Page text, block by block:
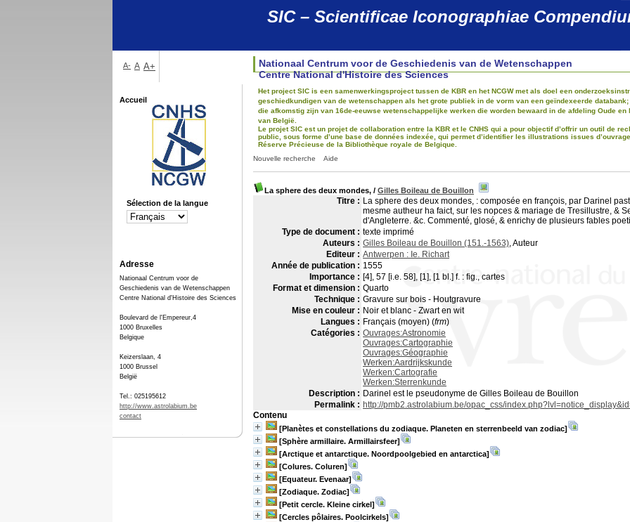
SIC – Scientificae Iconographiae
Nouvelle recherche Aide
La sphere des deux mondes, / Gilles Boileau de Bouillon
Titre : La sphere des deux mondes, : composée en françois, par Darinel
mesme autheur ha faict, sur les nopces & mariage de Tresillustre, &
d'Angleterre. &c. Commenté, glosé, & enrichy de plusieurs fables
Type de document : texte imprimé
Auteurs : Gilles Boileau de Bouillon (151.-1563), Auteur
Editeur : Antwerpen : Ie. Richart
Année de publication : 1555
Importance : [4], 57 [i.e. 58], [1], [1 bl.] f. : fig., cartes
Format et dimension : Quarto
Technique : Gravure sur bois - Houtgravure
Mise en couleur : Noir et blanc - Zwart en wit
Langues : Français (moyen) (frm)
Catégories : Ouvrages:Astronomie
Ouvrages:Cartographie
Ouvrages:Géographie
Werken:Aardrijkskunde
Werken:Cartografie
Werken:Sterrenkunde
Description : Darinel est le pseudonyme de Gilles Boileau de Bouillon
Permalink : http://pmb2.astrolabium.be/opac_css/
Contenu
[Planètes et constellations du zodiaque. Planeten en sterrenbeeld van zodiac]
[Sphère armillaire. Armillairsfeer]
[Arctique et antarctique. Noordpoolgebied en antarctica]
[Colures. Coluren]
[Equateur. Evenaar]
[Zodiaque. Zodiac]
[Petit cercle. Kleine cirkel]
[Cercles pôlaires. Poolcirkels]
Nationaal Centrum voor de Geschiedenis van de Wetenschappen
Centre National d'Histoire des Sciences
Het project SIC is een samenwerkingsproject tussen de KBR en het NCGW met als doel een
geschiedkundigen van de wetenschappen als het grote publiek in de vorm van een geïndexeerde
die afkomstig zijn van 16de-eeuwse wetenschappelijke werken die worden bewaard in de afdeling Oude
van België.
Le projet SIC est un projet de collaboration entre la KBR et le CNHS qui a pour objectif d’offrir un outil de
public, sous forme d’une base de données indexée, qui permet d’identifier les illustrations issues
Réserve Précieuse de la Bibliothèque royale de Belgique.
A- A A+
Accueil
Sélection de la langue
Adresse
Nationaal Centrum voor de
Geschiedenis van de Wetenschappen
Centre National d'Histoire des Sciences
Boulevard de l'Empereur,4
1000 Bruxelles
Belgique
Keizerslaan, 4
1000 Brussel
België
Tel.: 025195612
http://www.astrolabium.be
contact